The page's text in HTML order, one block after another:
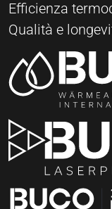
Efficienza
Qualità e